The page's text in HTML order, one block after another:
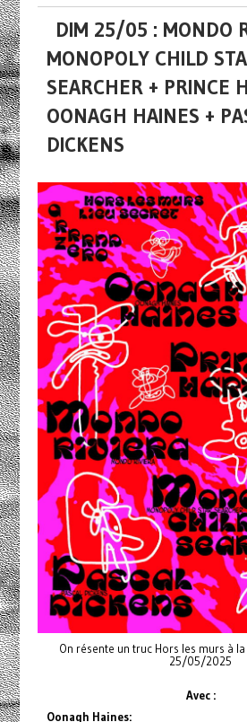
DIM 25/05 : MONDO
MONOPOLY CHILD
SEARCHER + PRINCE
OONAGH HAINES +
DICKENS
On résente un truc Hors les murs à
25/05/2025
Avec :
Oonagh Haines: